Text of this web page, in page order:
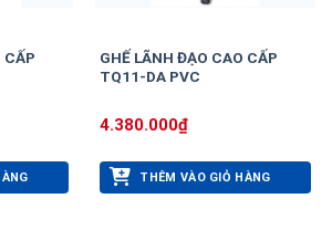
CẤP
GHẾ LÃNH ĐẠO CAO CẤP
TQ11-DA PVC
4.380.000₫
THÊM VÀO GIỎ HÀNG